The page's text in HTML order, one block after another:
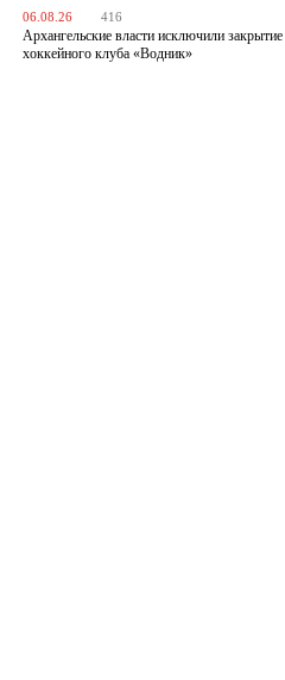
06.08.26 416
Архангельские власти исключили закрытие
хоккейного клуба «Водник»